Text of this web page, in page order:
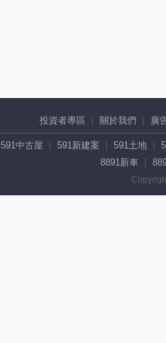
投資者專區 關於我們 廣
591中古屋 591新建案 591土地
8891新車